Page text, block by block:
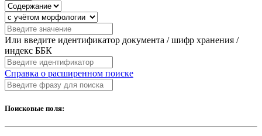
Или введите идентификатор документа / шифр хранения /
индекс ББК
Справка о расширенном поиске
Поисковые поля: